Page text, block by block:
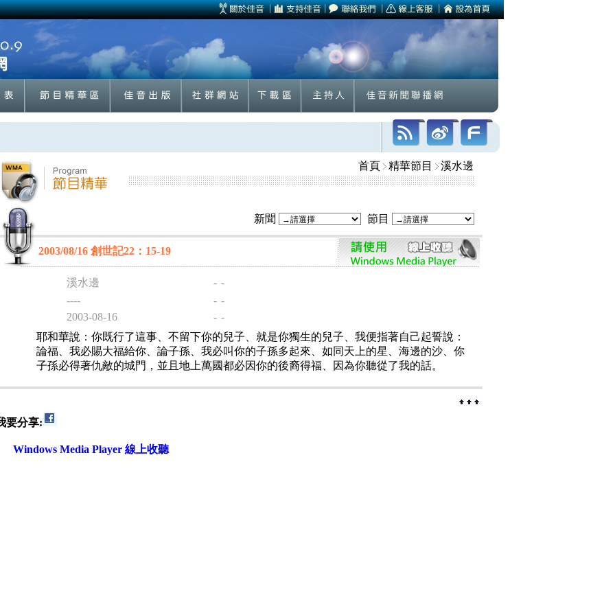
首頁 精華節目 溪水邊
新聞 節目
2003/08/16 創世記22：15-19
溪水邊 - -
----
- -
2003-08-16
- -
耶和華說：你既行了這事、不留下你的兒子、就是你獨生的兒子、我便指著自己起誓說：
論福、我必賜大福給你、論子孫、我必叫你的子孫多起來、如同天上的星、海邊的沙、你
子孫必得著仇敵的城門，並且地上萬國都必因你的後裔得福、因為你聽從了我的話。
要分享:
Windows Media Player 線上收聽